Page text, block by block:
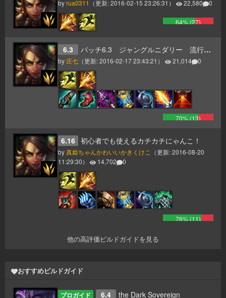
byrua0311 （更新:2016-02-15 23:26:31 ） 22,580 0
64% (27)
6.3 パッチ6.3 ジャングルニダリー 流行りのスタイル
by 庄七 （更新:2016-02-17 23:43:21 ） 21,014 0
70% (13)
6.16 初心者でも使えるカチカチにゃんこ！
by真姫ちゃんかわいいかきくけこ （更新:2016-08-20
11:29:30） 14,702 0
76% (11)
他の高評価ビルドガイドを見る
おすすめビルドガイド
プロガイド 6.4 the Dark Sovereign